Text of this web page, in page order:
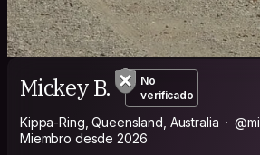
Mickey B.
No
verificado
Kippa-Ring, Queensland, Australia
Miembro desde 2026